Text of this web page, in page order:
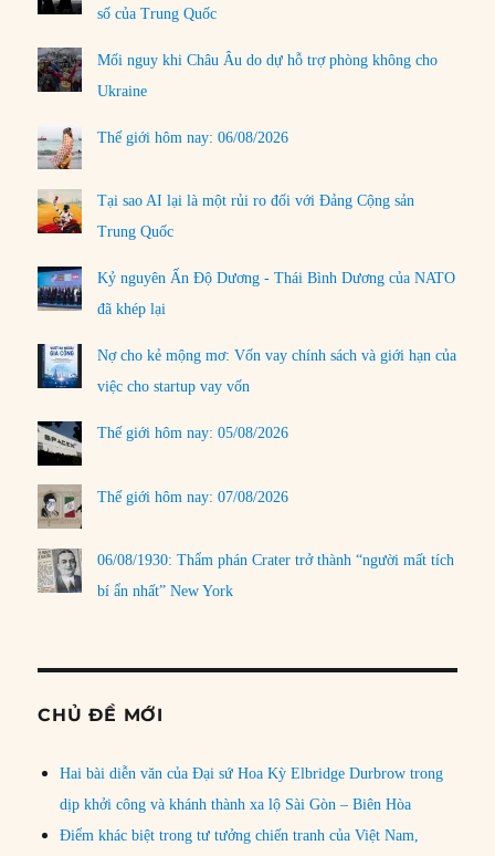
số của Trung Quốc
Mối nguy khi Châu Âu do dự hỗ trợ phòng không cho
Ukraine
Thế giới hôm nay: 06/08/2026
Tại sao AI lại là một rủi ro đối với Đảng Cộng sản
Trung Quốc
Kỷ nguyên Ấn Độ Dương - Thái Bình Dương của NATO
đã khép lại
Nợ cho kẻ mộng mơ: Vốn vay chính sách và giới hạn của
việc cho startup vay vốn
Thế giới hôm nay: 05/08/2026
Thế giới hôm nay: 07/08/2026
06/08/1930: Thẩm phán Crater trở thành “người mất tích
bí ẩn nhất” New York
CHỦ ĐỀ MỚI
Hai bài diễn văn của Đại sứ Hoa Kỳ Elbridge Durbrow trong
dịp khởi công và khánh thành xa lộ Sài Gòn – Biên Hòa
Điểm khác biệt trong tư tưởng chiến tranh của Việt Nam,